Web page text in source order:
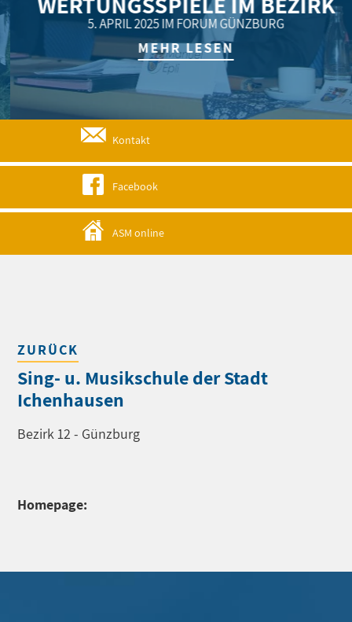
5. APRIL 2025 IM FORUM GÜNZBURG
MEHR LESEN
Kontakt
Facebook
ASM online
ZURÜCK
Sing- u. Musikschule der Stadt
Ichenhausen
Bezirk 12 - Günzburg
Homepage: